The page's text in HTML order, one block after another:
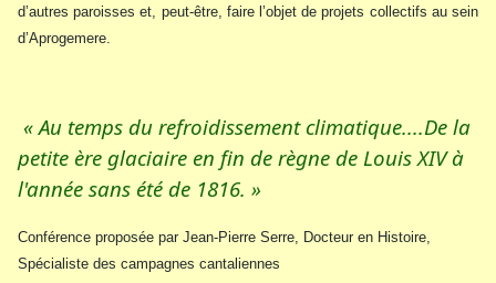
d’autres paroisses et, peut-être, faire l’objet de projets collectifs au sein
d’Aprogemere.
« Au temps du refroidissement climatique....De la
petite ère glaciaire en fin de règne de Louis XIV à
l'année sans été de 1816. »
Conférence proposée par Jean-Pierre Serre, Docteur en Histoire,
Spécialiste des campagnes cantaliennes